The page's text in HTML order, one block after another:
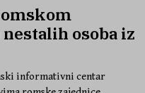
osoba iz
informativni centar